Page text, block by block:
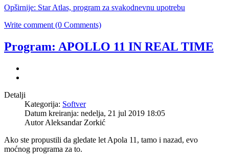
Opširnije: Star Atlas, program za svakodnevnu upotrebu
Write comment (0 Comments)
Program: APOLLO 11 IN REAL TIME
Detalji
Kategorija: Softver
Datum kreiranja: nedelja, 21 jul 2019 18:05
Autor Aleksandar Zorkić
Ako ste propustili da gledate let Apola 11, tamo i nazad, evo
moćnog programa za to.